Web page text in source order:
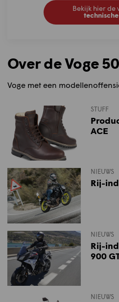
Bekijk hier de
Over de Voge
Voge met een
STUFF
ACE
NIEUWS
Rij-
NIEUWS
Rij-
900
NIEUWS